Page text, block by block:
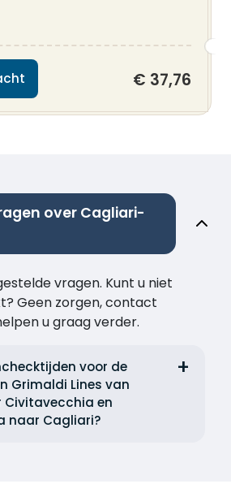
€ 37,76
over Cagliari-
vragen. Kunt u niet
Geen zorgen, contact
u graag verder.
voor de
Grimaldi Lines van
en
naar Cagliari?